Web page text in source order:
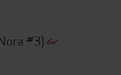
#3)